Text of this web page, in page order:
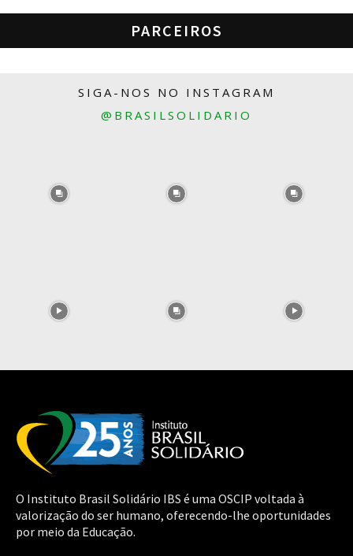
PARCEIROS
SIGA-NOS NO INSTAGRAM
@BRASILSOLIDARIO
O Instituto Brasil Solidário IBS é uma OSCIP voltada à
valorização do ser humano, oferecendo-lhe oportunidades
por meio da Educação.